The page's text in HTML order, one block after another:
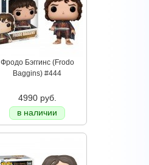
Фродо Бэггинс (Frodo
Baggins) #444
4990 руб.
в наличии